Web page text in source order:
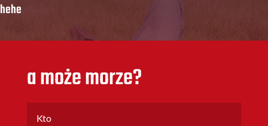
hehe
a może morze?